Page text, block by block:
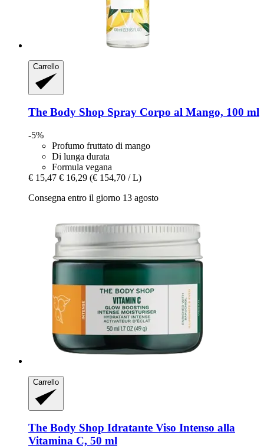
Carrello
The Body Shop Spray Corpo al Mango, 100 ml
-5%
Profumo fruttato di mango
Di lunga durata
Formula vegana
€ 15,47 € 16,29 (€ 154,70 / L)
Consegna entro il giorno 13 agosto
Carrello
The Body Shop Idratante Viso Intenso alla
Vitamina C, 50 ml